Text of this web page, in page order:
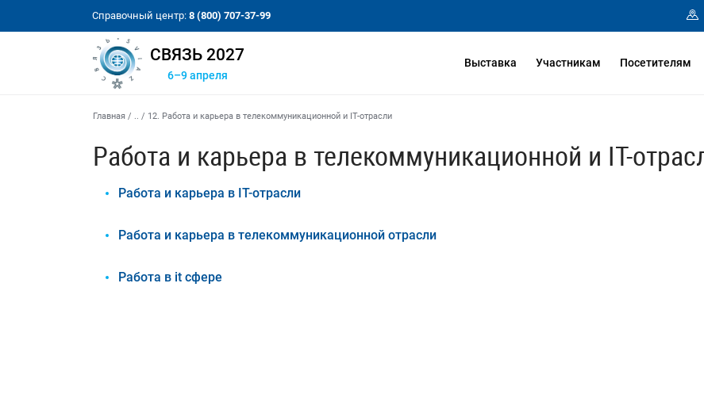
Справочный центр: 8 (800) 707-37-99
СВЯЗЬ 2027
6–9 апреля
Выставка Участникам Посетителям
Главная / .. / 12. Работа и карьера в телекоммуникационной и IT-отрасли
Работа и карьера в телекоммуникационной и IT-
Работа и карьера в IT-отрасли
Работа и карьера в телекоммуникационной отрасли
Работа в it сфере